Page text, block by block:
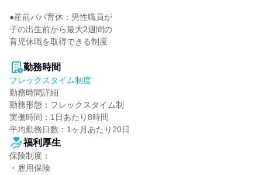
●産前パパ育休：男性職員が
子の出生前から最大2週間の
育児休職を取得できる制度
勤務時間
フレックスタイム制度
勤務時間詳細
勤務形態：フレックスタイム制
実働時間：1日あたり8時間
平均勤務日数：1ヶ月あたり20日
福利厚生
保険制度：
・雇用保険